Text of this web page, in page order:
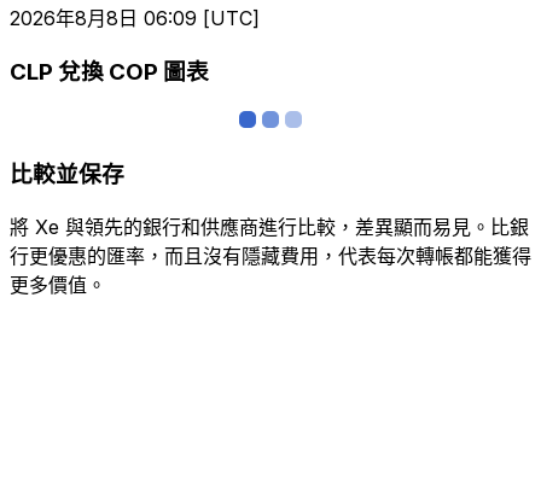
2026年8月8日 06:09 [UTC]
CLP 兌換 COP 圖表
比較並保存
將 Xe 與領先的銀行和供應商進行比較，差異顯而易見。比銀
行更優惠的匯率，而且沒有隱藏費用，代表每次轉帳都能獲得
更多價值。